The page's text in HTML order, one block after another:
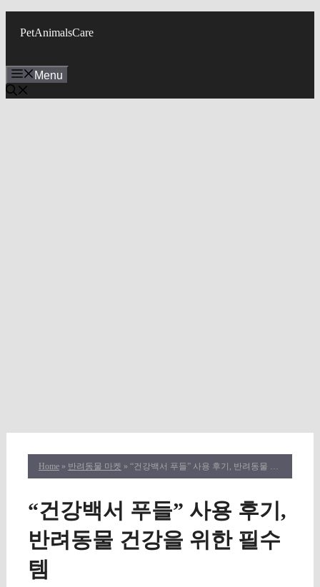
PetAnimalsCare
Menu
Home » 반려동물 마켓 » “건강백서 푸들” 사용 후기, 반려동물 건강을 위한 필수템
“건강백서 푸들” 사용 후기,
반려동물 건강을 위한 필수
템